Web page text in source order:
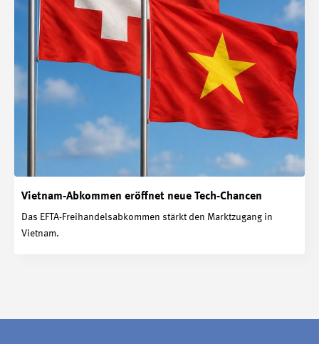
Vietnam-Abkommen eröffnet neue Tech-Chancen
Das EFTA-Freihandelsabkommen stärkt den Marktzugang in
Vietnam.